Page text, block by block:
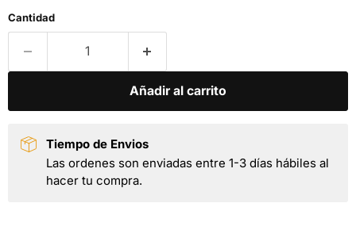
Cantidad
Añadir al carrito
Tiempo de Envios
Las ordenes son enviadas entre 1-3 días hábiles al
hacer tu compra.